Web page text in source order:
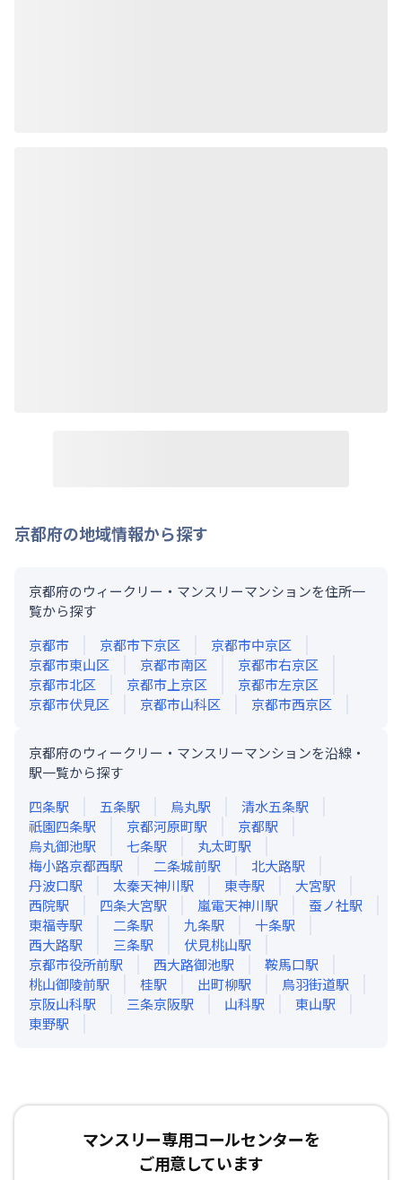
京都府の地域情報から探す
京都府のウィークリー・マンスリーマンションを住所一
覧から探す
京都市
京都市下京区
京都市中京区
京都市東山区
京都市南区
京都市右京区
京都市北区
京都市上京区
京都市左京区
京都市伏見区
京都市山科区 京都市西京区
京都府のウィークリー・マンスリーマンションを沿線・
駅一覧から探す
四条駅 五条駅 烏丸駅 清水五条駅
祇園四条駅 京都河原町駅 京都駅
烏丸御池駅 七条駅 丸太町駅
梅小路京都西駅 二条城前駅 北大路駅
丹波口駅 太秦天神川駅 東寺駅 大宮駅
西院駅 四条大宮駅 嵐電天神川駅 蚕ノ社駅
東福寺駅 二条駅 九条駅 十条駅
西大路駅 三条駅 伏見桃山駅
京都市役所前駅 西大路御池駅 鞍馬口駅
桃山御陵前駅 桂駅 出町柳駅 鳥羽街道駅
京阪山科駅 三条京阪駅 山科駅 東山駅
東野駅
マンスリー専用コールセンターを
ご用意しています